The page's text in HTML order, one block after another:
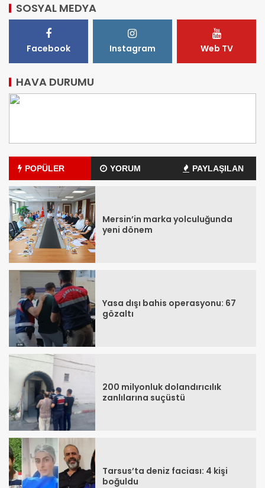
SOSYAL MEDYA
Facebook Instagram Web TV
HAVA DURUMU
POPÜLER YORUM PAYLAŞILAN
Mersin’in marka yolculuğunda
yeni dönem
Yasa dışı bahis operasyonu: 67
gözaltı
200 milyonluk dolandırıcılık
zanlılarına suçüstü
Tarsus’ta deniz faciası: 4 kişi
boğuldu